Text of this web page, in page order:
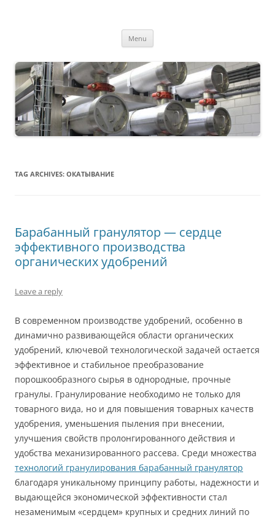
Menu
TAG ARCHIVES: ОКАТЫВАНИЕ
Барабанный гранулятор — сердце
эффективного производства
органических удобрений
Leave a reply
В современном производстве удобрений, особенно в
динамично развивающейся области органических
удобрений, ключевой технологической задачей остается
эффективное и стабильное преобразование
порошкообразного сырья в однородные, прочные
гранулы. Гранулирование необходимо не только для
товарного вида, но и для повышения товарных качеств
удобрения, уменьшения пыления при внесении,
улучшения свойств пролонгированного действия и
удобства механизированного рассева. Среди множества
технологий гранулирования барабанный гранулятор
благодаря уникальному принципу работы, надежности и
выдающейся экономической эффективности стал
незаменимым «сердцем» крупных и средних линий по